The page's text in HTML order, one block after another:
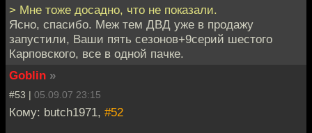
> Мне тоже досадно, что не показали.
Ясно, спасибо. Меж тем ДВД уже в продажу
запустили, Ваши пять сезонов+9серий шестого
Карповского, все в одной пачке.
Goblin »
#53 | 05.09.07 23:15
Кому: butch1971, #52